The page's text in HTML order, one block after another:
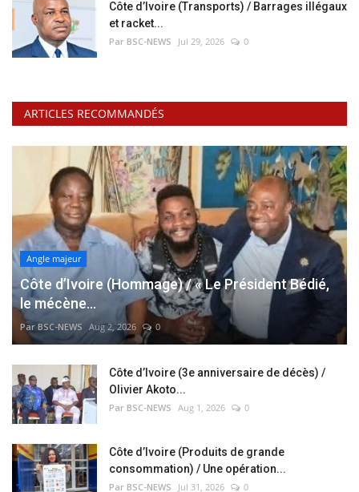
Côte d’Ivoire (Transports) / Barrages illégaux
et racket...
Par BSC-NEWS Jul 29, 2026 0
ARTICLES RECOMMANDÉS
Angle majeur
Côte d’Ivoire (Hommage) / « Le Président Bédié,
le mécène...
Par BSC-NEWS Aug 2, 2026 0
Côte d’Ivoire (3e anniversaire de décès) /
Olivier Akoto...
Par BSC-NEWS Aug 1, 2026 0
Côte d’Ivoire (Produits de grande
consommation) / Une opération...
Par BSC-NEWS Jul 31, 2026 0